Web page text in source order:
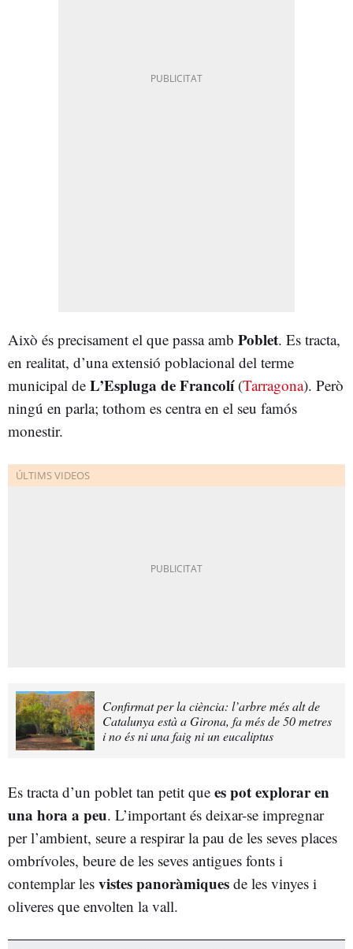
Això és precisament el que passa amb Poblet. Es tracta,
en realitat, d’una extensió poblacional del terme
municipal de L’Espluga de Francolí(Tarragona). Però
ningú en parla; tothom es centra en el seu famós
monestir.
Confirmat per la ciència: l’arbre més alt de
Catalunya està a Girona, fa més de 50 metres
i no és ni una faig ni un eucaliptus
Es tracta d’un poblet tan petit que es pot explorar en
una hora a peu. L’important és deixar-se impregnar
per l’ambient, seure a respirar la pau de les seves places
ombrívoles, beure de les seves antigues fonts i
contemplar les vistes panoràmiques de les vinyes i
oliveres que envolten la vall.